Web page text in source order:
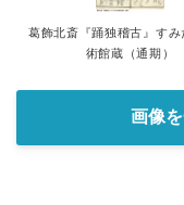
葛飾北斎『踊独稽古』すみ
術館蔵（通期）
画像